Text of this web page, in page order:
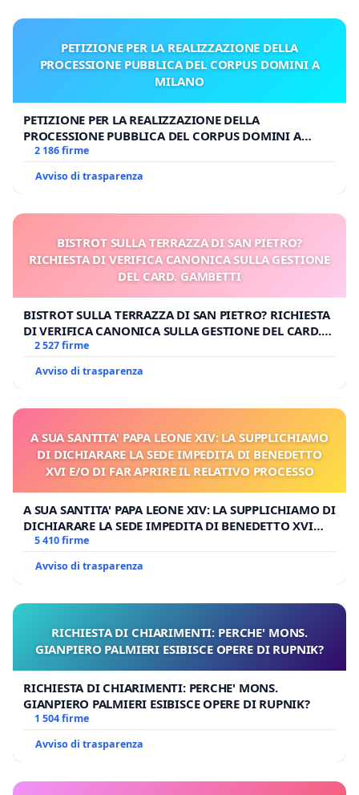
PETIZIONE PER LA REALIZZAZIONE DELLA
PROCESSIONE PUBBLICA DEL CORPUS DOMINI A
MILANO
PETIZIONE PER LA REALIZZAZIONE DELLA
PROCESSIONE PUBBLICA DEL CORPUS DOMINI A
MILANO
2 186 firme
Avviso di trasparenza
BISTROT SULLA TERRAZZA DI SAN PIETRO?
RICHIESTA DI VERIFICA CANONICA SULLA GESTIONE
DEL CARD. GAMBETTI
BISTROT SULLA TERRAZZA DI SAN PIETRO? RICHIESTA
DI VERIFICA CANONICA SULLA GESTIONE DEL CARD.
GAMBETTI
2 527 firme
Avviso di trasparenza
A SUA SANTITA' PAPA LEONE XIV: LA SUPPLICHIAMO
DI DICHIARARE LA SEDE IMPEDITA DI BENEDETTO
XVI E/O DI FAR APRIRE IL RELATIVO PROCESSO
A SUA SANTITA' PAPA LEONE XIV: LA SUPPLICHIAMO DI
DICHIARARE LA SEDE IMPEDITA DI BENEDETTO XVI
E/O DI FAR APRIRE IL RELATIVO PROCESSO
5 410 firme
Avviso di trasparenza
RICHIESTA DI CHIARIMENTI: PERCHE' MONS.
GIANPIERO PALMIERI ESIBISCE OPERE DI RUPNIK?
RICHIESTA DI CHIARIMENTI: PERCHE' MONS.
GIANPIERO PALMIERI ESIBISCE OPERE DI RUPNIK?
1 504 firme
Avviso di trasparenza